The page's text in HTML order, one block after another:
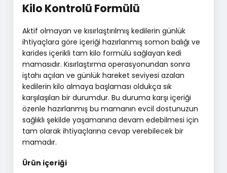
Kilo Kontrolü Formülü
Aktif olmayan ve kısırlaştırılmış kedilerin günlük
ihtiyaçlara göre içeriği hazırlanmış somon balığı ve
karides içerikli tam kilo formülü sağlayan kedi
mamasıdır. Kısırlaştırma operasyonundan sonra
iştahı açılan ve günlük hareket seviyesi azalan
kedilerin kilo almaya başlaması oldukça sık
karşılaşılan bir durumdur. Bu duruma karşı içeriği
özenle hazırlanmış bu mamanın evcil dostunuzun
sağlıklı şekilde yaşamanına devam edebilmesi için
tam olarak ihtiyaçlarına cevap verebilecek bir
mamadır.
Ürün içeriği